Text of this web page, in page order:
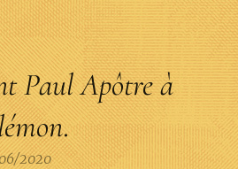
Paul Apôtre à
.
2020